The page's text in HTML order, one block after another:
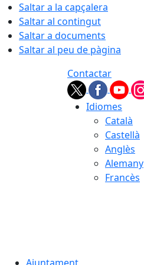
Saltar a la capçalera
Saltar al contingut
Saltar a documents
Saltar al peu de pàgina
Contactar
Idiomes
Català
Castellà
Anglès
Alemany
Francès